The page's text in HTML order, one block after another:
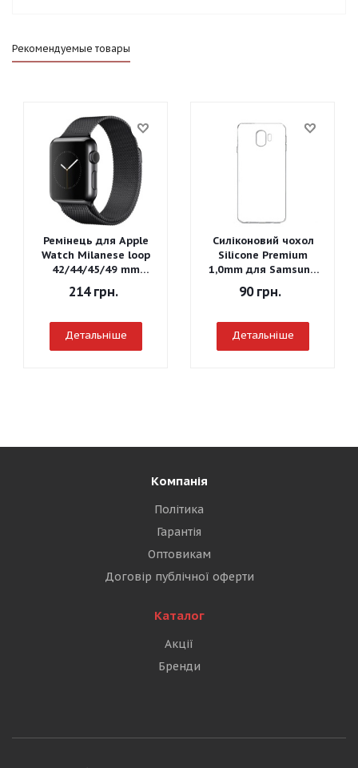
Рекомендуемые товары
Ремінець для Apple
Watch Milanese loop
42/44/45/49 mm
(Чорний)
214грн.
Детальніше
Силіконовий чохол
Silicone Premium
1,0mm для Samsung
J260 Galaxy J2 Core
2018
90грн.
Детальніше
Компанія
Політика
Гарантія
Оптовикам
Договір публічної оферти
Каталог
Акції
Бренди